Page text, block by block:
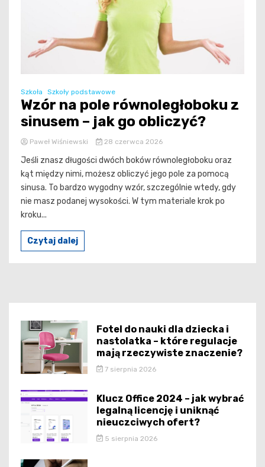
Szkoła Szkoły podstawowe
Wzór na pole równoległoboku z
sinusem – jak go obliczyć?
Paweł Wiśniewski 28 czerwca 2026
Jeśli znasz długości dwóch boków równoległoboku oraz
kąt między nimi, możesz obliczyć jego pole za pomocą
sinusa. To bardzo wygodny wzór, szczególnie wtedy, gdy
nie masz podanej wysokości. W tym materiale krok po
kroku...
Czytaj dalej
Fotel do nauki dla dziecka i
nastolatka – które regulacje
mają rzeczywiste znaczenie?
7 sierpnia 2026
Klucz Office 2024 – jak wybrać
legalną licencję i uniknąć
nieuczciwych ofert?
5 sierpnia 2026